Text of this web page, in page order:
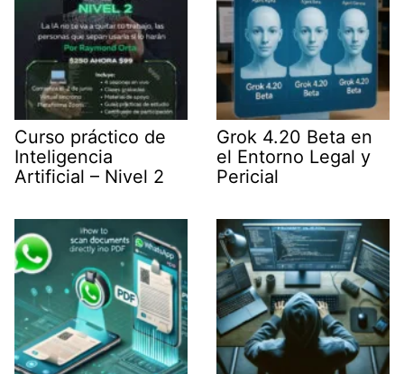
Curso práctico de
Inteligencia
Artificial – Nivel 2
Grok 4.20 Beta en
el Entorno Legal y
Pericial